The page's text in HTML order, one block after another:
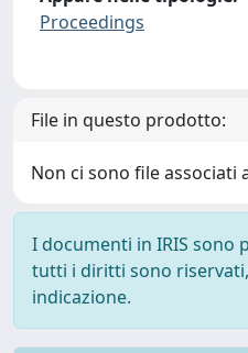
Proceedings
File in questo prodotto:
Non ci sono file associati
I documenti in IRIS sono
tutti i diritti sono
indicazione.